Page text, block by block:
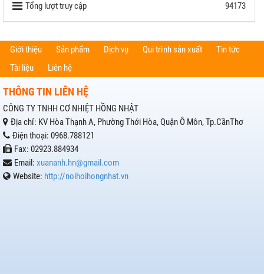
Tổng lượt truy cập
94173
Giới thiệu Sản phẩm Dịch vụ Qui trình sản xuất
Tin tức
Tài liệu
Liên hệ
THÔNG TIN LIÊN HỆ
CÔNG TY TNHH CƠ NHIỆT HỒNG NHẬT
Địa chỉ: KV Hòa Thạnh A, Phường Thới Hòa, Quận Ô Môn, Tp.CầnThơ
Điện thoại: 0968.788121
Fax: 02923.884934
Email: xuananh.hn@gmail.com
Website: http://noihoihongnhat.vn